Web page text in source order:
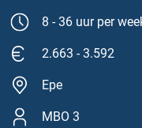
8 - 36 uur per
2.663 - 3.592
Epe
MBO 3